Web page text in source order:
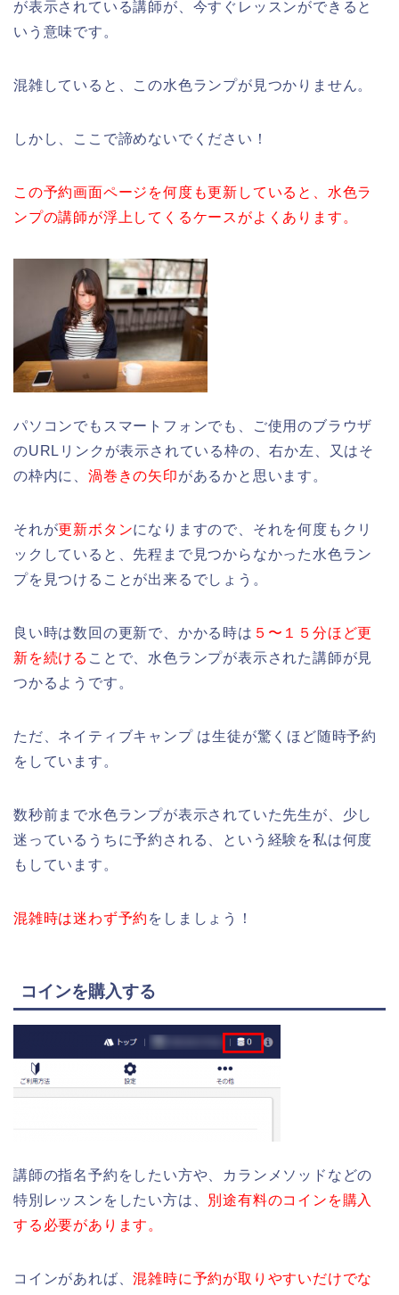
が表示されている講師が、今すぐレッスンができると
いう意味です。
混雑していると、この水色ランプが見つかりません。
しかし、ここで諦めないでください！
この予約画面ページを何度も更新していると、水色ラ
ンプの講師が浮上してくるケースがよくあります。
パソコンでもスマートフォンでも、ご使用のブラウザ
のURLリンクが表示されている枠の、右か左、又はそ
の枠内に、 渦巻きの矢印があるかと思います。
それが更新ボタンになりますので、それを何度もクリ
ックしていると、先程まで見つからなかった水色ラン
プを見つけることが出来るでしょう。
良い時は数回の更新で、かかる時は ５〜１５分ほど更
新を続ける ことで、水色ランプが表示された講師が見
つかるようです。
ただ、ネイティブキャンプ は生徒が驚くほど随時予約
をしています。
数秒前まで水色ランプが表示されていた先生が、少し
迷っているうちに予約される、という経験を私は何度
もしています。
混雑時は迷わず予約 をしましょう！
コインを購入する
講師の指名予約をしたい方や、カランメソッドなどの
特別レッスンをしたい方は、 別途有料のコインを購入
する必要があります。
コインがあれば、混雑時に予約が取りやすいだけでな